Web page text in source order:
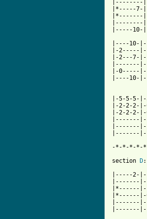
|--------
|*-----7-
|*-------
|--------
|-----
|----10-
|-2-----
|-2---7-
|-------
|-0-----
|----10-
|-5-5-5-
|-2-2-2-
|-2-2-2-
|-------
|-------
|-------
-*-*-*-*-
section
D
|-----2-
|-------
|*------
|*------
|-------
|-------